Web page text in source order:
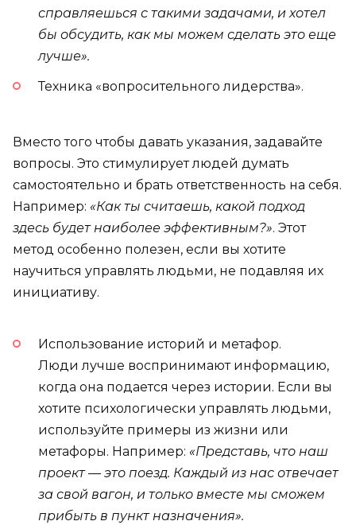
справляешься с такими задачами, и хотел
бы обсудить, как мы можем сделать это еще
лучше».
Техника «вопросительного лидерства».
Вместо того чтобы давать указания, задавайте
вопросы. Это стимулирует людей думать
самостоятельно и брать ответственность на себя.
Например: «Как ты считаешь, какой подход
здесь будет наиболее эффективным?». Этот
метод особенно полезен, если вы хотите
научиться управлять людьми, не подавляя их
инициативу.
Использование историй и метафор.
Люди лучше воспринимают информацию,
когда она подается через истории. Если вы
хотите психологически управлять людьми,
используйте примеры из жизни или
метафоры. Например: «Представь, что наш
проект — это поезд. Каждый из нас отвечает
за свой вагон, и только вместе мы сможем
прибыть в пункт назначения».